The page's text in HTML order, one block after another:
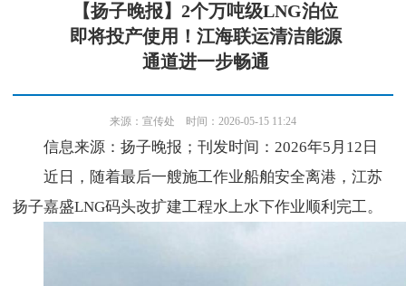
【扬子晚报】2个万吨级LNG泊位
即将投产使用！江海联运清洁能源
通道进一步畅通
来源： 宣传处 时间：2026-05-15 11:24
信息来源：扬子晚报；刊发时间：2026年5月12日
近日，随着最后一艘施工作业船舶安全离港，江苏
扬子嘉盛LNG码头改扩建工程水上水下作业顺利完工。